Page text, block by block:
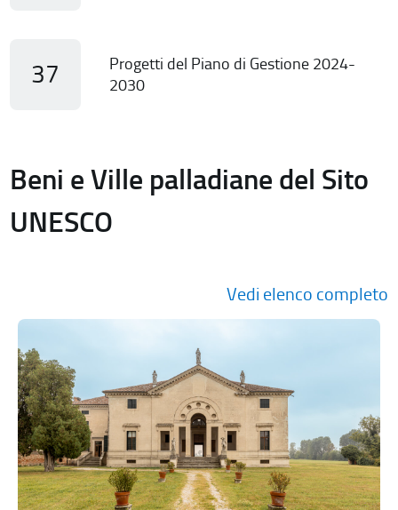
37
Progetti del Piano di Gestione 2024-
2030
Beni e Ville palladiane del Sito
UNESCO
Vedi elenco completo